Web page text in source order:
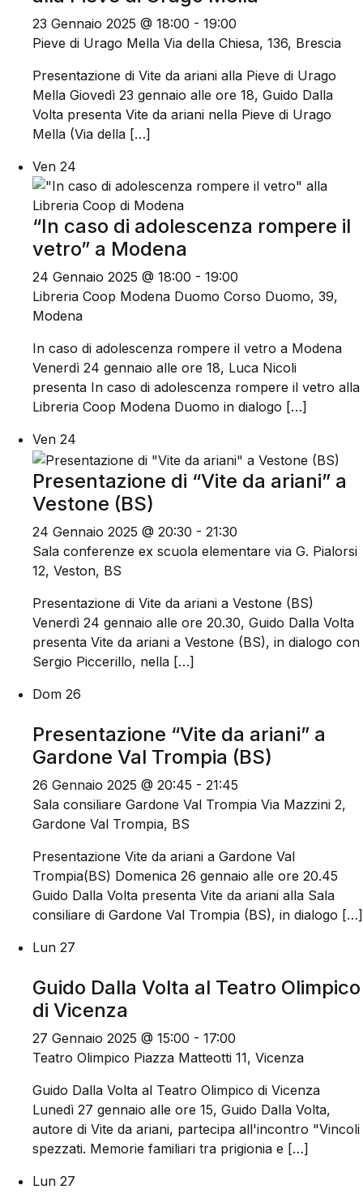
23 Gennaio 2025 @ 18:00 - 19:00
Pieve di Urago Mella Via della Chiesa, 136, Brescia
Presentazione di Vite da ariani alla Pieve di Urago
Mella Giovedì 23 gennaio alle ore 18, Guido Dalla
Volta presenta Vite da ariani nella Pieve di Urago
Mella (Via della […]
Ven 24
“In caso di adolescenza rompere il
vetro” a Modena
24 Gennaio 2025 @ 18:00 - 19:00
Libreria Coop Modena Duomo Corso Duomo, 39,
Modena
In caso di adolescenza rompere il vetro a Modena
Venerdì 24 gennaio alle ore 18, Luca Nicoli
presenta In caso di adolescenza rompere il vetro alla
Libreria Coop Modena Duomo in dialogo […]
Ven 24
Presentazione di “Vite da ariani” a
Vestone (BS)
24 Gennaio 2025 @ 20:30 - 21:30
Sala conferenze ex scuola elementare via G. Pialorsi
12, Veston, BS
Presentazione di Vite da ariani a Vestone (BS)
Venerdì 24 gennaio alle ore 20.30, Guido Dalla Volta
presenta Vite da ariani a Vestone (BS), in dialogo con
Sergio Piccerillo, nella […]
Dom 26
Presentazione “Vite da ariani” a
Gardone Val Trompia (BS)
26 Gennaio 2025 @ 20:45 - 21:45
Sala consiliare Gardone Val Trompia Via Mazzini 2,
Gardone Val Trompia, BS
Presentazione Vite da ariani a Gardone Val
Trompia(BS) Domenica 26 gennaio alle ore 20.45
Guido Dalla Volta presenta Vite da ariani alla Sala
consiliare di Gardone Val Trompia (BS), in dialogo […]
Lun 27
Guido Dalla Volta al Teatro Olimpico
di Vicenza
27 Gennaio 2025 @ 15:00 - 17:00
Teatro Olimpico Piazza Matteotti 11, Vicenza
Guido Dalla Volta al Teatro Olimpico di Vicenza
Lunedì 27 gennaio alle ore 15, Guido Dalla Volta,
autore di Vite da ariani, partecipa all'incontro "Vincoli
spezzati. Memorie familiari tra prigionia e […]
Lun 27